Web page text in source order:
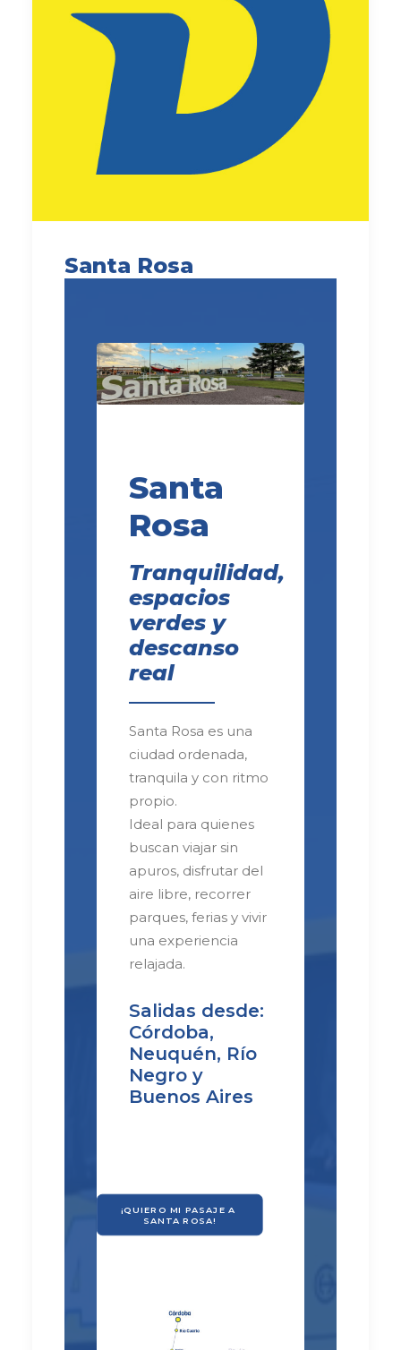
Santa Rosa
Santa
Rosa
Tranquilidad,
espacios
verdes y
descanso
real
Santa Rosa es una
ciudad ordenada,
tranquila y con ritmo
propio.
Ideal para quienes
buscan viajar sin
apuros, disfrutar del
aire libre, recorrer
parques, ferias y vivir
una experiencia
relajada.
Salidas desde:
Córdoba,
Neuquén, Río
Negro y
Buenos Aires
¡QUIERO MI PASAJE A
SANTA ROSA!